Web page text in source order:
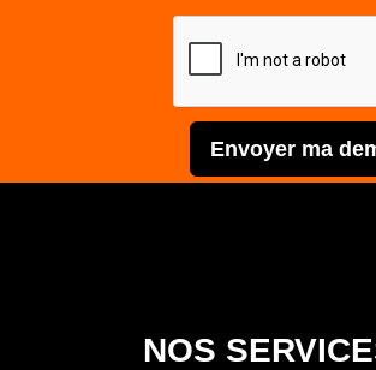
Envoyer ma
NOS